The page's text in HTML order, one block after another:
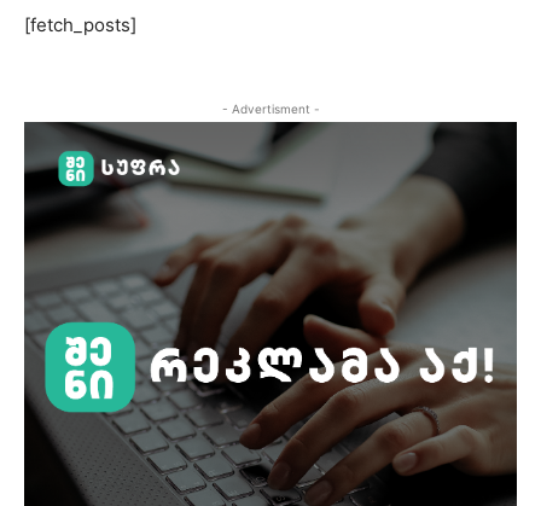
[fetch_posts]
- Advertisment -